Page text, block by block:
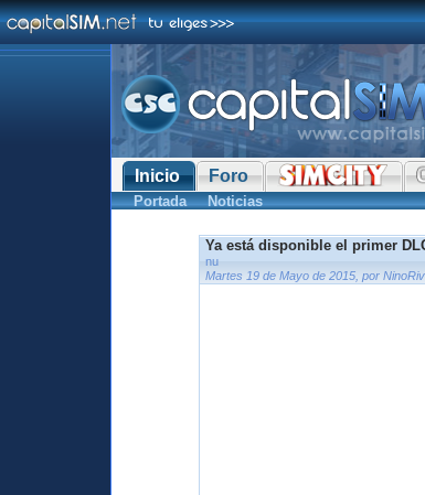
Inicio Foro
Portada Noticias
Ya está disponible el primer
nu
Martes 19 de Mayo de 2015, por